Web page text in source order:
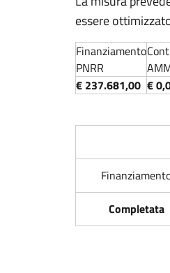
essere
Finanziamento
PNRR
€ 237.681,00 €
Completata